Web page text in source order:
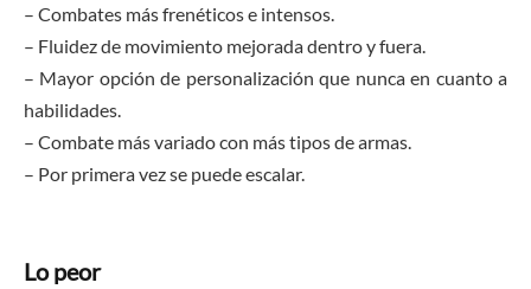
– Combates más frenéticos e intensos.
– Fluidez de movimiento mejorada dentro y fuera.
– Mayor opción de personalización que nunca en cuanto a
habilidades.
– Combate más variado con más tipos de armas.
– Por primera vez se puede escalar.
Lo peor